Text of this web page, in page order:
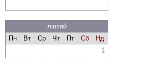
лютий
Пн
Вт Ср Чт Пт Сб
Нд
1